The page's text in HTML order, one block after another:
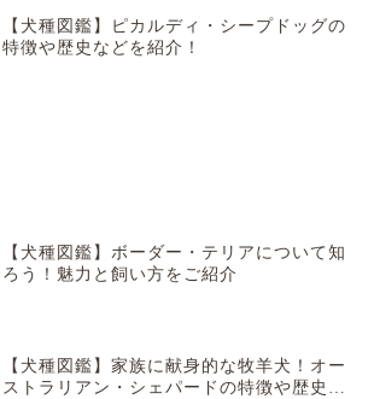
【犬種図鑑】ピカルディ・シープドッグの
特徴や歴史などを紹介！
【犬種図鑑】ボーダー・テリアについて知
ろう！魅力と飼い方をご紹介
【犬種図鑑】家族に献身的な牧羊犬！オー
ストラリアン・シェパードの特徴や歴史な